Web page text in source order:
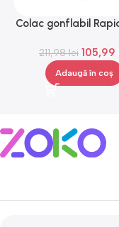
Colac gonflabil
211,98lei 105,99
Adaugă în coș